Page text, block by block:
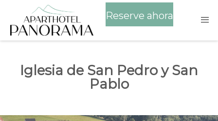
Reserve ahora
Iglesia de San Pedro y San
Pablo